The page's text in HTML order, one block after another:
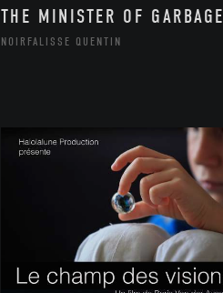
THE MINISTER OF GARBAGE
NOIRFALISSE QUENTIN